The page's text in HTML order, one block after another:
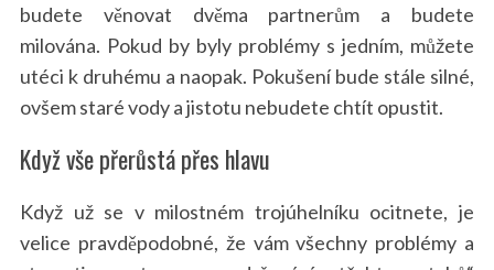
budete věnovat dvěma partnerům a budete
milována. Pokud by byly problémy s jedním, můžete
utéci k druhému a naopak. Pokušení bude stále silné,
ovšem staré vody a jistotu nebudete chtít opustit.
Když vše přerůstá přes hlavu
Když už se v milostném trojúhelníku ocitnete, je
velice pravděpodobné, že vám všechny problémy a